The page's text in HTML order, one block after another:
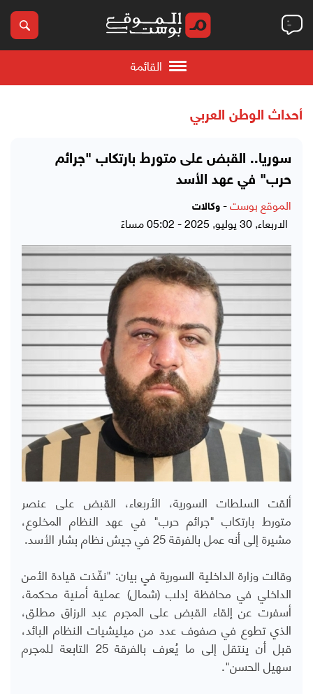
القائمة
أحداث الوطن العربي
سوريا.. القبض على متورط بارتكاب "جرائم
حرب" في عهد الأسد
الموقع بوست- وكالات
الاربعاء, 30 يوليو, 2025 - 05:02 مساءً
ألقت السلطات السورية، الأربعاء، القبض على عنصر
متورط بارتكاب "جرائم حرب" في عهد النظام المخلوع،
مشيرة إلى أنه عمل بالفرقة 25 في جيش نظام بشار الأسد.
وقالت وزارة الداخلية السورية في بيان: "نفّذت قيادة الأمن
الداخلي في محافظة إدلب (شمال) عملية أمنية محكمة،
أسفرت عن إلقاء القبض على المجرم عبد الرزاق مطلق،
الذي تطوع في صفوف عدد من ميليشيات النظام البائد،
قبل أن ينتقل إلى ما يُعرف بالفرقة 25 التابعة للمجرم
سهيل الحسن".